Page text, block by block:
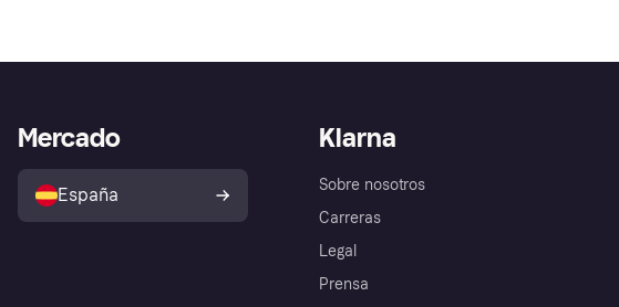
Klarna
Sobre nosotros
Carreras
Legal
Prensa
Mercado
España